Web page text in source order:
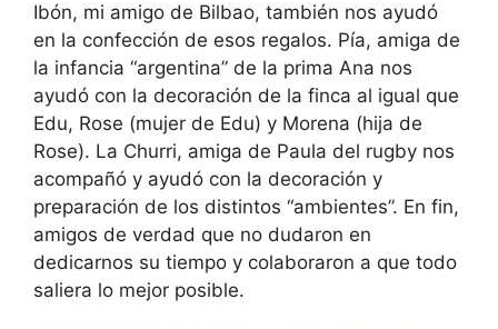
Ibón, mi amigo de Bilbao, también nos ayudó
en la confección de esos regalos. Pía, amiga de
la infancia “argentina” de la prima Ana nos
ayudó con la decoración de la finca al igual que
Edu, Rose (mujer de Edu) y Morena (hija de
Rose). La Churri, amiga de Paula del rugby nos
acompañó y ayudó con la decoración y
preparación de los distintos “ambientes”. En fin,
amigos de verdad que no dudaron en
dedicarnos su tiempo y colaboraron a que todo
saliera lo mejor posible.